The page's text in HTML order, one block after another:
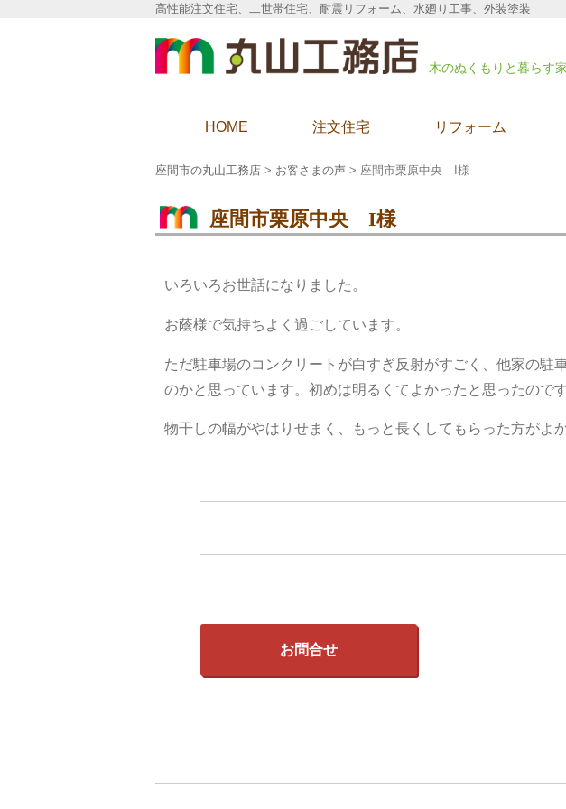
高性能注文住宅、二世帯住宅、耐震リフォーム、水廻り工事、外装塗装
座間市の丸山工務店
木のぬくもりと暮らす家
HOME 注文住宅 リフォーム
座間市の丸山工務店 > お客さまの声 > 座間市栗原中央 I様
座間市栗原中央 I様
いろいろお世話になりました。
お蔭様で気持ちよく過ごしています。
ただ駐車場のコンクリートが白すぎ反射がすごく、他家の駐
のかと思っています。初めは明るくてよかったと思ったのです
物干しの幅がやはりせまく、もっと長くしてもらった方がよ
お問合せ